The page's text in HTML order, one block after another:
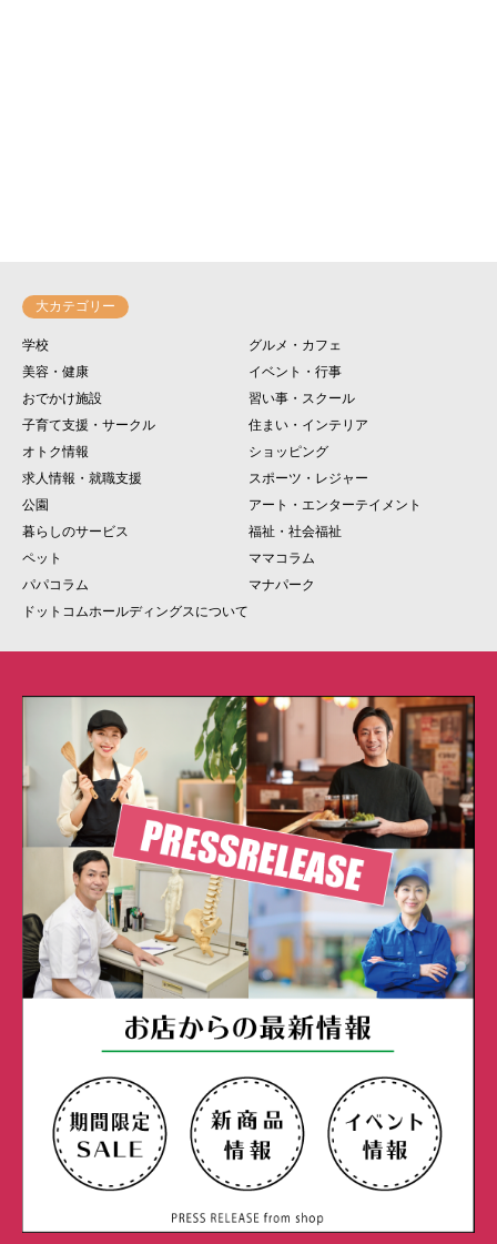
大カテゴリー
学校
グルメ・カフェ
美容・健康
イベント・行事
おでかけ施設
習い事・スクール
子育て支援・サークル
住まい・インテリア
オトク情報
ショッピング
求人情報・就職支援
スポーツ・レジャー
公園
アート・エンターテイメント
暮らしのサービス
福祉・社会福祉
ペット
ママコラム
パパコラム
マナパーク
ドットコムホールディングスについて